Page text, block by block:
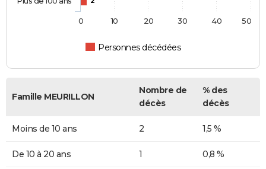
Personnes décédées
0 10 20 30 40 50
Famille MEURILLON
Nombre de
décès
% des
décès
Moins de 10 ans 2 1,5 %
De 10 à 20 ans 1 0,8 %